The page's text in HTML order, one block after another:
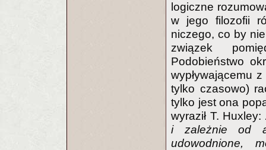
logiczne
w jego filozofii
niczego, co by
związek
Podobieństwo
wypływającemu
tylko czasowo)
tylko jest ona
wyraził T. Huxley:
i zależnie od
udowodnione,